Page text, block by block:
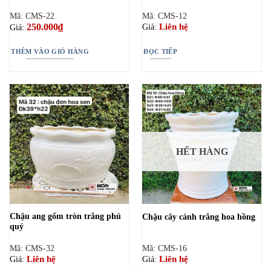
Mã: CMS-22
Giá: 250.000₫
THÊM VÀO GIỎ HÀNG
Mã: CMS-12
Giá: Liên hệ
ĐỌC TIẾP
Chậu ang gốm tròn trắng phú
quý
Mã: CMS-32
Giá: Liên hệ
HẾT HÀNG
Chậu cây cảnh trắng hoa hồng
Mã: CMS-16
Giá: Liên hệ